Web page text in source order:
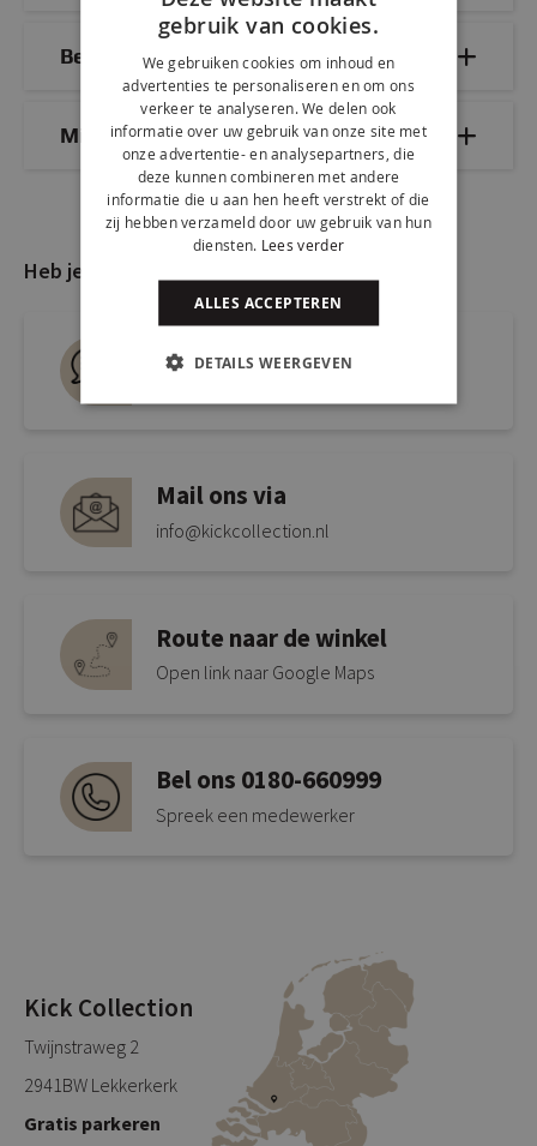
Bezorg- & retourinformatie
Mix & Match
Heb je nog vragen?
Live chat
Mail ons via
info@kickcollection.nl
Route naar de winkel
Open link naar Google Maps
Bel ons 0180-660999
Spreek een medewerker
Kick Collection
Twijnstraweg 2
2941BW Lekkerkerk
Gratis parkeren
gebruik van cookies.
We gebruiken cookies om inhoud en
advertenties te personaliseren en om ons
verkeer te analyseren. We delen ook
informatie over uw gebruik van onze site met
onze advertentie- en analysepartners, die
deze kunnen combineren met andere
informatie die u aan hen heeft verstrekt of die
zij hebben verzameld door uw gebruik van hun
diensten. Lees verder
ALLES ACCEPTEREN
DETAILS WEERGEVEN